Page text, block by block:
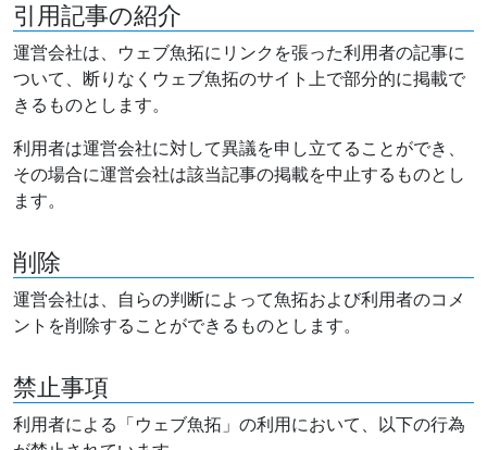
引用記事の紹介
運営会社は、ウェブ魚拓にリンクを張った利用者の記事に
ついて、断りなくウェブ魚拓のサイト上で部分的に掲載で
きるものとします。
利用者は運営会社に対して異議を申し立てることができ、
その場合に運営会社は該当記事の掲載を中止するものとし
ます。
削除
運営会社は、自らの判断によって魚拓および利用者のコメ
ントを削除することができるものとします。
禁止事項
利用者による「ウェブ魚拓」の利用において、以下の行為